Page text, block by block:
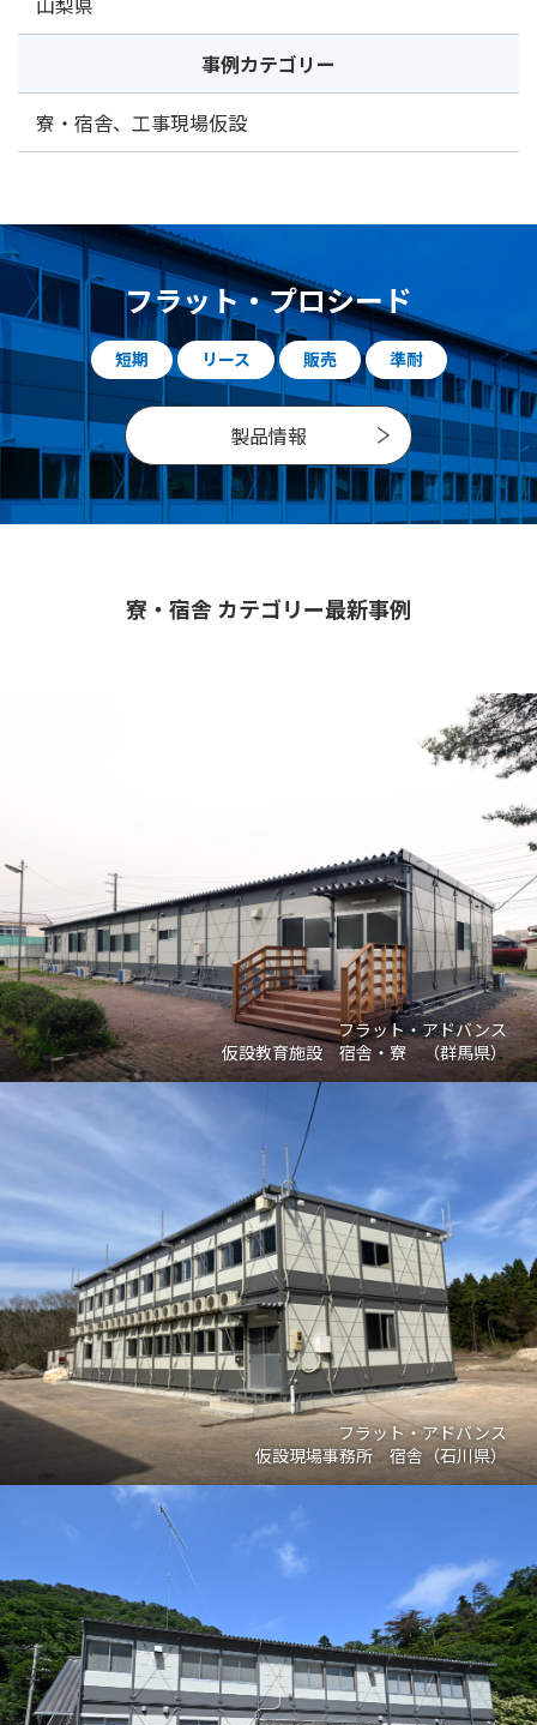
事例カテゴリー
寮・宿舎、 工事現場仮設
フラット・プロシード
短期 リース 販売 準耐
製品情報
寮・宿舎 カテゴリー最新事例
フラット・アドバンス
仮設教育施設 宿舎・寮 （群馬県）
フラット・アドバンス
仮設現場事務所 宿舎（石川県）